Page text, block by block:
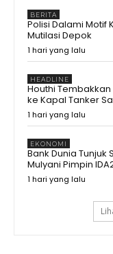
KDM
ke
00:37
Minta
01:21
Soal
BERITA
Polisi Dalami Motif
Mutilasi Depok
1 hari yang lalu
HEADLINE
Houthi Tembakkan
ke Kapal Tanker
1 hari yang lalu
EKONOMI
Bank Dunia Tunjuk
Mulyani Pimpin
1 hari yang lalu